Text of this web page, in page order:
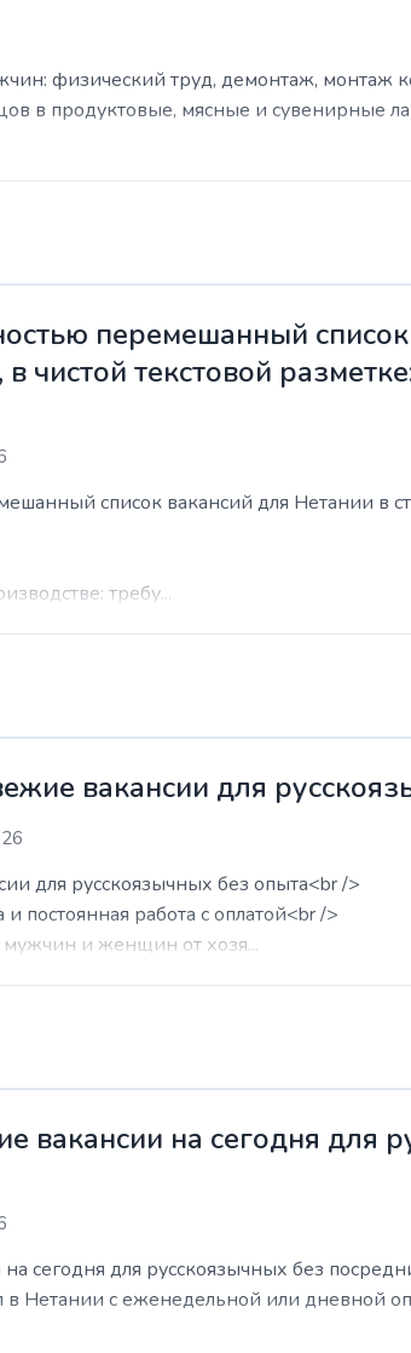
физический труд, демонтаж, монтаж
в продуктовые, мясные и сувенирные
перемешанный
чистой текстовой
список вакансий для Нетании в
требу...
вакансии для
для русскоязычных без опыта<br />
постоянная работа с оплатой<br />
и женщин от хозя...
вакансии на сегодня для
сегодня для русскоязычных без
в Нетании с еженедельной или дневной